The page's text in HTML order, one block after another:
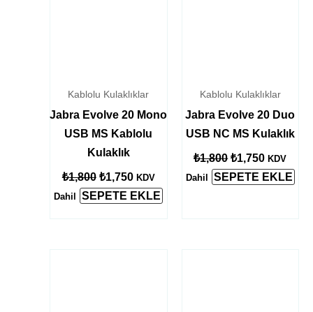
Kablolu Kulaklıklar
Jabra Evolve 20 Mono
USB MS Kablolu
Kulaklık
₺1,800 ₺1,750 KDV
Dahil
SEPETE EKLE
Kablolu Kulaklıklar
Jabra Evolve 20 Duo
USB NC MS Kulaklık
₺1,800 ₺1,750 KDV
Dahil
SEPETE EKLE